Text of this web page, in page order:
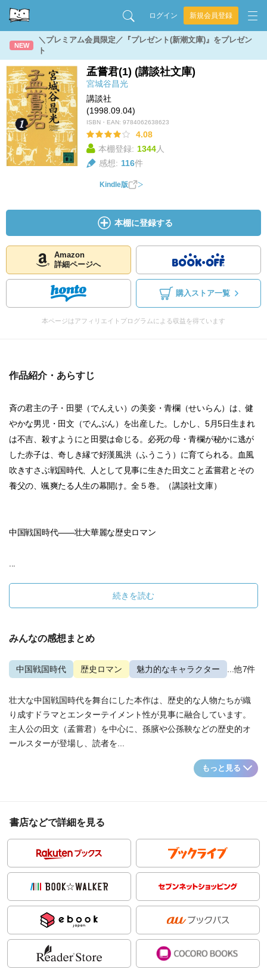
ログイン 新規会員登録
NEW
＼プレミアム会員限定／『プレゼント(新潮文庫)』をプレゼン
ト
孟嘗君(1) (講談社文庫)
宮城谷昌光
講談社
(1998.09.04)
ISBN・EAN: 9784062638623
4.08
本棚登録: 1344人
感想: 116件
Kindle版
本棚に登録する
Amazon
詳細ページへ
購入ストア一覧
本ページはアフィリエイトプログラムによる収益を得ています
作品紹介・あらすじ
斉の君主の子・田嬰（でんえい）の美妾・青欄（せいらん）は、健
やかな男児・田文（でんぶん）を出産した。しかし、5月5日生まれ
は不吉、殺すようにと田嬰は命じる。必死の母・青欄が秘かに逃が
した赤子は、奇しき縁で好漢風洪（ふうこう）に育てられる。血風
吹きすさぶ戦国時代、人として見事に生きた田文こと孟嘗君とその
養父の、颯爽たる人生の幕開け。全５巻。（講談社文庫）
中国戦国時代――壮大華麗な歴史ロマン
続きを読む
みんなの感想まとめ
中国戦国時代 歴史ロマン 魅力的なキャラクター ...他7件
壮大な中国戦国時代を舞台にした本作は、歴史的な人物たちが織
り成すドラマとエンターテイメント性が見事に融合しています。
主人公の田文（孟嘗君）を中心に、孫臏や公孫鞅などの歴史的オ
ールスターが登場し、読者を...
もっと見る
書店などで詳細を見る